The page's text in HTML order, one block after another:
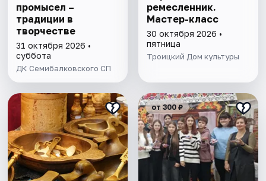
промысел –
традиции в
творчестве
31 октября 2026 •
суббота
ДК Семибалковского СП
ремесленник.
Мастер-класс
30 октября 2026 •
пятница
Троицкий Дом культуры
от 300 ₽